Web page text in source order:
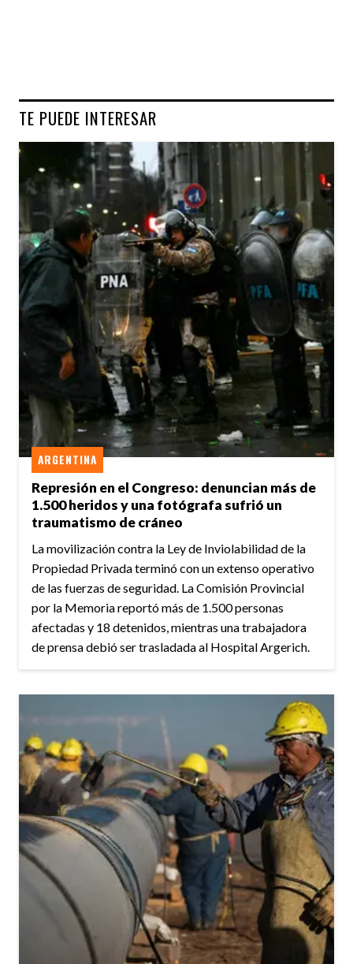
TE PUEDE INTERESAR
Represión en el Congreso: denuncian más de
1.500 heridos y una fotógrafa sufrió un
traumatismo de cráneo
ARGENTINA
La movilización contra la Ley de Inviolabilidad de la
Propiedad Privada terminó con un extenso operativo
de las fuerzas de seguridad. La Comisión Provincial
por la Memoria reportó más de 1.500 personas
afectadas y 18 detenidos, mientras una trabajadora
de prensa debió ser trasladada al Hospital Argerich.